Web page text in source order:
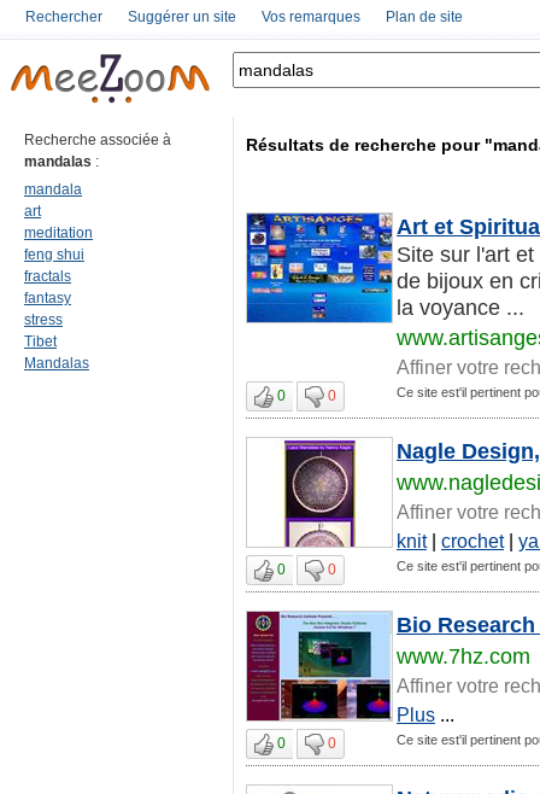
Rechercher Suggérer un site Vos remarques Plan de site
Recherche associée à
mandalas :
mandala
art
meditation
feng shui
fractals
fantasy
stress
Tibet
Mandalas
Résultats de recherche pour
Art et
Site sur l'art
de bijoux en
la voyance ...
Affiner votre
0 0 Ce site est'il pertinent
Nagle
Affiner votre
knit| crochet|
0 0 Ce site est'il pertinent
Bio
www.7hz.com
Affiner votre
Plus ...
0 0 Ce site est'il pertinent